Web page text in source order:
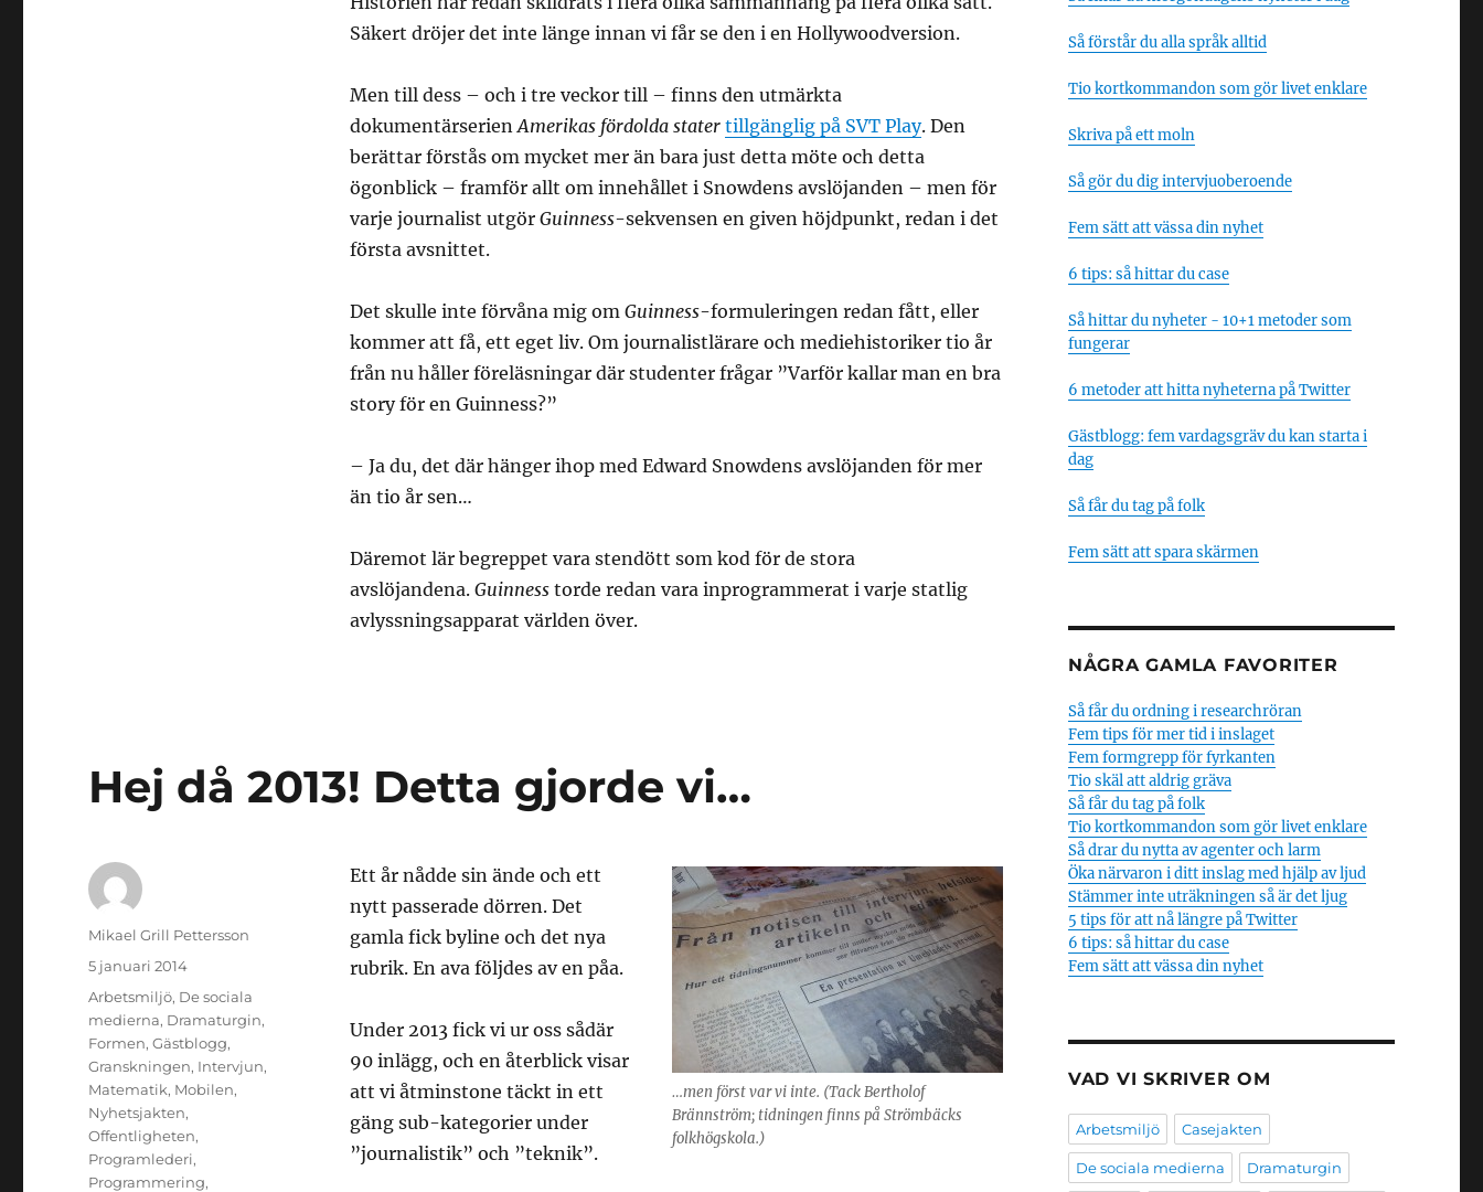
Säkert dröjer det inte länge innan vi får se den i en Hollywoodversion.
Men till dess – och i tre veckor till – finns den utmärkta
dokumentärserienAmerikas fördolda stater tillgänglig på SVT Play. Den
berättar förstås om mycket mer än bara just detta möte och detta
ögonblick – framför allt om innehållet i Snowdens avslöjanden – men för
varje journalist utgör Guinness-sekvensen en given höjdpunkt, redan i det
första avsnittet.
Det skulle inte förvåna mig om Guinness-formuleringen redan fått, eller
kommer att få, ett eget liv. Om journalistlärare och mediehistoriker tio år
från nu håller föreläsningar där studenter frågar ”Varför kallar man en bra
story för en Guinness?”
– Ja du, det där hänger ihop med Edward Snowdens avslöjanden för mer
än tio år sen…
Däremot lär begreppet vara stendött som kod för de stora
avslöjandena. Guinness torde redan vara inprogrammerat i varje statlig
avlyssningsapparat världen över.
Hej då 2013! Detta gjorde vi…
…men först var vi inte. (Tack Bertholof
Brännström; tidningen finns på Strömbäcks
folkhögskola.)
Ett år nådde sin ände och ett
nytt passerade dörren. Det
gamla fick byline och det nya
rubrik. En ava följdes av en påa.
Under 2013 fick vi ur oss sådär
90 inlägg, och en återblick visar
att vi åtminstone täckt in ett
gäng sub-kategorier under
”journalistik” och ”teknik”.
Författare
Mikael Grill Pettersson
Publicerat
den
5 januari 2014
Kategorier
Arbetsmiljö, De sociala
medierna, Dramaturgin,
Formen,Gästblogg,
Granskningen, Intervjun,
Matematik, Mobilen,
Nyhetsjakten,
Offentligheten,
Programlederi,
Programmering,
Så förstår du alla språk alltid
Tio kortkommandon som gör livet enklare
Skriva på ett moln
Så gör du dig intervjuoberoende
Fem sätt att vässa din nyhet
6 tips: så hittar du case
Så hittar du nyheter - 10+1 metoder som
fungerar
6 metoder att hitta nyheterna på Twitter
Gästblogg: fem vardagsgräv du kan starta i
dag
Så får du tag på folk
Fem sätt att spara skärmen
NÅGRA GAMLA FAVORITER
Så får du ordning i researchröran
Fem tips för mer tid i inslaget
Fem formgrepp för fyrkanten
Tio skäl att aldrig gräva
Så får du tag på folk
Tio kortkommandon som gör livet enklare
Så drar du nytta av agenter och larm
Öka närvaron i ditt inslag med hjälp av ljud
Stämmer inte uträkningen så är det ljug
5 tips för att nå längre på Twitter
6 tips: så hittar du case
Fem sätt att vässa din nyhet
VAD VI SKRIVER OM
Arbetsmiljö Casejakten
De sociala medierna Dramaturgin